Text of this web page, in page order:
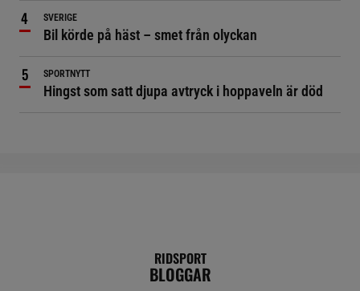
SVERIGE
Bil körde på häst – smet från olyckan
SPORTNYTT
Hingst som satt djupa avtryck i hoppaveln är död
RIDSPORT
BLOGGAR